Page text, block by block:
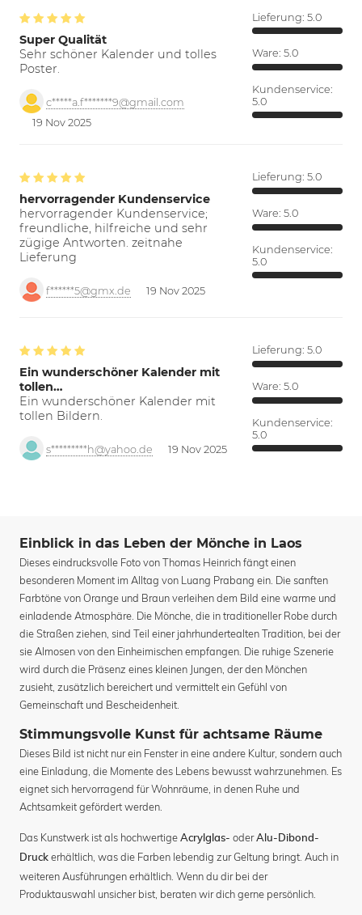
Super Qualität
Sehr schöner Kalender und tolles
Poster.
c*****a.f*******9@gmail.com
19 Nov 2025
Lieferung: 5.0
Ware: 5.0
Kundenservice:
5.0
hervorragender Kundenservice
hervorragender Kundenservice;
freundliche, hilfreiche und sehr
zügige Antworten. zeitnahe
Lieferung
f******5@gmx.de 19 Nov 2025
Lieferung: 5.0
Ware: 5.0
Kundenservice:
5.0
Ein wunderschöner Kalender mit
tollen…
Ein wunderschöner Kalender mit
tollen Bildern.
s*********h@yahoo.de 19 Nov 2025
Lieferung: 5.0
Ware: 5.0
Kundenservice:
5.0
Einblick in das Leben der Mönche in Laos
Dieses eindrucksvolle Foto von Thomas Heinrich fängt einen
besonderen Moment im Alltag von Luang Prabang ein. Die sanften
Farbtöne von Orange und Braun verleihen dem Bild eine warme und
einladende Atmosphäre. Die Mönche, die in traditioneller Robe durch
die Straßen ziehen, sind Teil einer jahrhundertealten Tradition, bei der
sie Almosen von den Einheimischen empfangen. Die ruhige Szenerie
wird durch die Präsenz eines kleinen Jungen, der den Mönchen
zusieht, zusätzlich bereichert und vermittelt ein Gefühl von
Gemeinschaft und Bescheidenheit.
Stimmungsvolle Kunst für achtsame Räume
Dieses Bild ist nicht nur ein Fenster in eine andere Kultur, sondern auch
eine Einladung, die Momente des Lebens bewusst wahrzunehmen. Es
eignet sich hervorragend für Wohnräume, in denen Ruhe und
Achtsamkeit gefördert werden.
Das Kunstwerk ist als hochwertige Acrylglas- oderAlu-Dibond-
Druck erhältlich, was die Farben lebendig zur Geltung bringt. Auch in
weiteren Ausführungen erhältlich. Wenn du dir bei der
Produktauswahl unsicher bist, beraten wir dich gerne persönlich.